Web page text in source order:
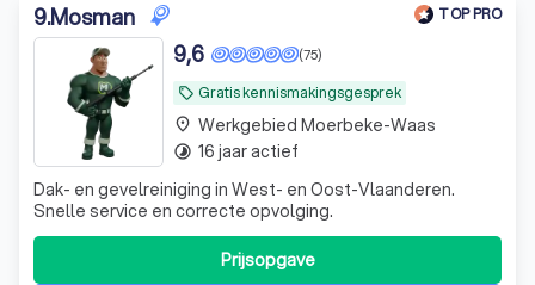
9.Mosman TOP PRO
local_offer Gratis kennismakingsgesprek
(75)
9,6
Dak- en gevelreiniging in West- en Oost-Vlaanderen.
Snelle service en correcte opvolging.
Prijsopgave
place Werkgebied Moerbeke-Waas
timelapse 16 jaar actief